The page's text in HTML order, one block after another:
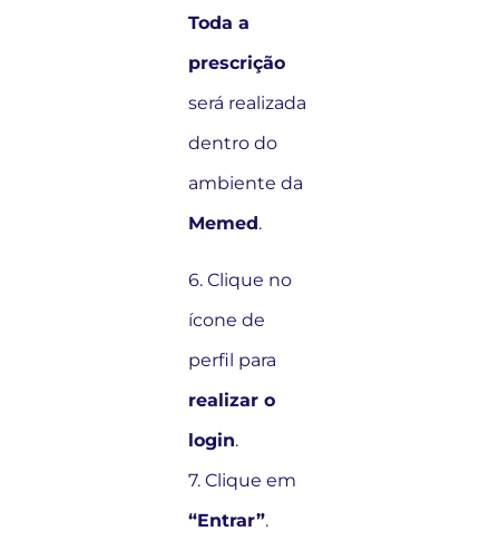
Toda a
prescrição
será realizada
dentro do
ambiente da
Memed.
6. Clique no
ícone de
perfil para
realizar o
login.
7. Clique em
“Entrar”.